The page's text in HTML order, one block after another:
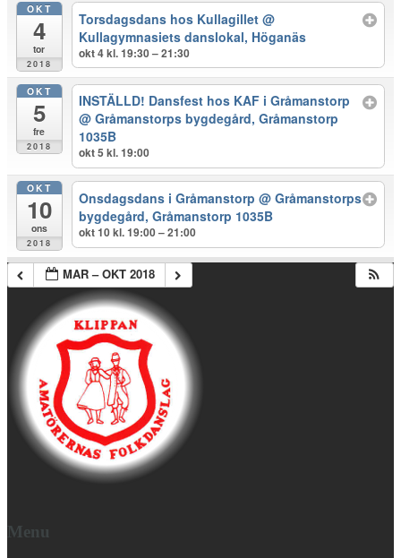
OKT
4
tor
2018
Torsdagsdans hos Kullagillet@
Kullagymnasiets danslokal, Höganäs
okt 4 kl. 19:30 – 21:30
OKT
5
fre
2018
INSTÄLLD! Dansfest hos KAF i Gråmanstorp
@ Gråmanstorps bygdegård, Gråmanstorp
1035B
okt 5 kl. 19:00
OKT
10
ons
2018
Onsdagsdans i Gråmanstorp@ Gråmanstorps
bygdegård, Gråmanstorp 1035B
okt 10 kl. 19:00 – 21:00
MAR – OKT 2018
Menu